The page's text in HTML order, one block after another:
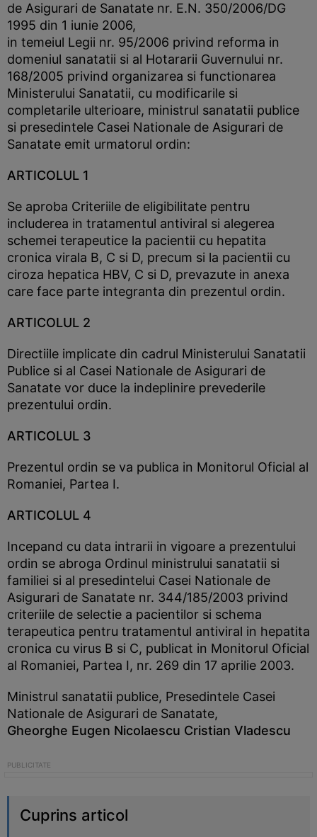
de Asigurari de Sanatate nr. E.N. 350/2006/DG
1995 din 1 iunie 2006,
in temeiul Legii nr. 95/2006 privind reforma in
domeniul sanatatii si al Hotararii Guvernului nr.
168/2005 privind organizarea si functionarea
Ministerului Sanatatii, cu modificarile si
completarile ulterioare, ministrul sanatatii publice
si presedintele Casei Nationale de Asigurari de
Sanatate emit urmatorul ordin:
ARTICOLUL 1
Se aproba Criteriile de eligibilitate pentru
includerea in tratamentul antiviral si alegerea
schemei terapeutice la pacientii cu hepatita
cronica virala B, C si D, precum si la pacientii cu
ciroza hepatica HBV, C si D, prevazute in anexa
care face parte integranta din prezentul ordin.
ARTICOLUL 2
Directiile implicate din cadrul Ministerului Sanatatii
Publice si al Casei Nationale de Asigurari de
Sanatate vor duce la indeplinire prevederile
prezentului ordin.
ARTICOLUL 3
Prezentul ordin se va publica in Monitorul Oficial al
Romaniei, Partea I.
ARTICOLUL 4
Incepand cu data intrarii in vigoare a prezentului
ordin se abroga Ordinul ministrului sanatatii si
familiei si al presedintelui Casei Nationale de
Asigurari de Sanatate nr. 344/185/2003 privind
criteriile de selectie a pacientilor si schema
terapeutica pentru tratamentul antiviral in hepatita
cronica cu virus B si C, publicat in Monitorul Oficial
al Romaniei, Partea I, nr. 269 din 17 aprilie 2003.
Ministrul sanatatii publice, Presedintele Casei
Nationale de Asigurari de Sanatate,
Gheorghe Eugen Nicolaescu Cristian Vladescu
Cuprins articol